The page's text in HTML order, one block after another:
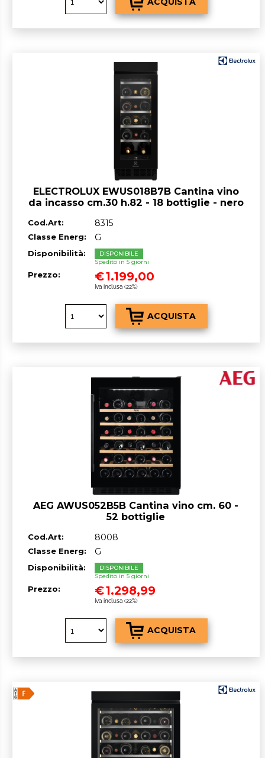
ELECTROLUX EWUS018B7B Cantina vino
da incasso cm.30 h.82 - 18 bottiglie - nero
Cod.Art: 8315
Classe Energ: G
Disponibilità:
DISPONIBILE
Spedito in 5 giorni
Prezzo: €1.199,00
Iva inclusa (22%)
AEG AWUS052B5B Cantina vino cm. 60 -
52 bottiglie
Cod.Art: 8008
Classe Energ: G
Disponibilità:
DISPONIBILE
Spedito in 5 giorni
Prezzo: €1.298,99
Iva inclusa (22%)